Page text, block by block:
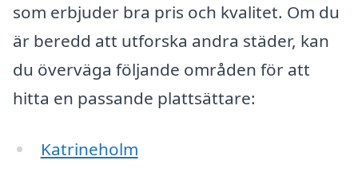
som erbjuder bra pris och kvalitet. Om du
är beredd att utforska andra städer, kan
du överväga följande områden för att
hitta en passande plattsättare:
Katrineholm